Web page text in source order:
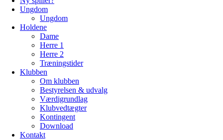
Ungdom
Ungdom
Holdene
Dame
Herre 1
Herre 2
Træningstider
Klubben
Om klubben
Bestyrelsen & udvalg
Værdigrundlag
Klubvedtægter
Kontingent
Download
Kontakt